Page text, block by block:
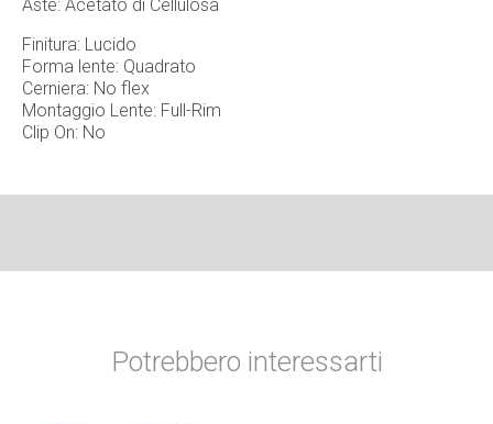
Aste: Acetato di Cellulosa
Finitura: Lucido
Forma lente: Quadrato
Cerniera: No flex
Montaggio Lente: Full-Rim
Clip On: No
Potrebbero interessarti